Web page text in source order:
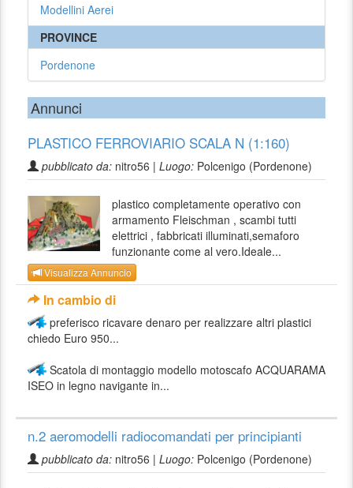
Modellini Aerei
PROVINCE
Pordenone
Annunci
PLASTICO FERROVIARIO SCALA N (1:160)
pubblicato da: nitro56 | Luogo: Polcenigo (Pordenone)
plastico completamente operativo con
armamento Fleischman , scambi tutti
elettrici , fabbricati illuminati,semaforo
funzionante come al vero.Ideale...
Visualizza Annuncio
In cambio di
preferisco ricavare denaro per realizzare altri plastici
chiedo Euro 950...
Scatola di montaggio modello motoscafo ACQUARAMA
ISEO in legno navigante in...
n.2 aeromodelli radiocomandati per principianti
pubblicato da: nitro56 | Luogo: Polcenigo (Pordenone)